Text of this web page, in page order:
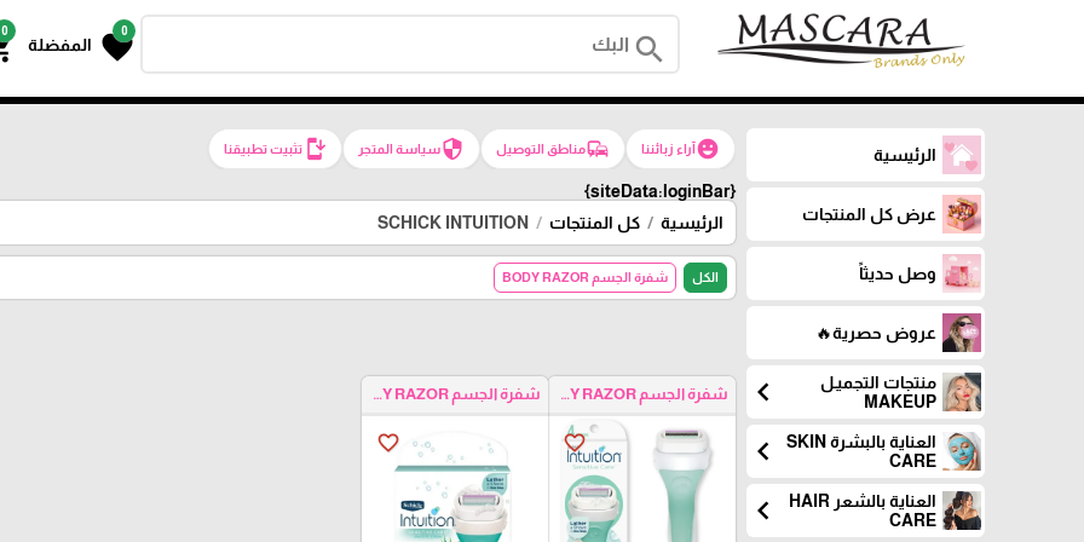
search
0
favorite المفضلة
0
الرئيسية
عرض كل المنتجات
وصل حديثاً
عروض حصرية🔥
منتجات التجميـل
MAKEUP
chevron_left
العناية بالبشرة SKIN
CARE
chevron_left
العناية بالشعر HAIR
CARE
chevron_left
emoji_emotionsآراء زبائننا commuteمناطق التوصيل securityسياسة المتجر install_mobileتثبيت تطبيقنا
{siteData:loginBar}
الرئيسية
كل المنتجات SCHICK INTUITION
الكل شفرة الجسم BODY RAZOR
شفرة الجسم BODY RAZOR
favorite_border
شفرة الجسم BODY RAZOR
favorite_border